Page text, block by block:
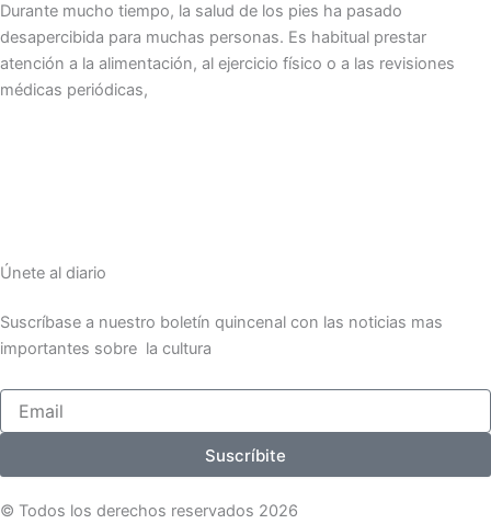
Durante mucho tiempo, la salud de los pies ha pasado
desapercibida para muchas personas. Es habitual prestar
atención a la alimentación, al ejercicio físico o a las revisiones
médicas periódicas,
Únete al diario
Suscríbase a nuestro boletín quincenal con las noticias mas
importantes sobre la cultura
Email
Suscríbite
© Todos los derechos reservados 2026